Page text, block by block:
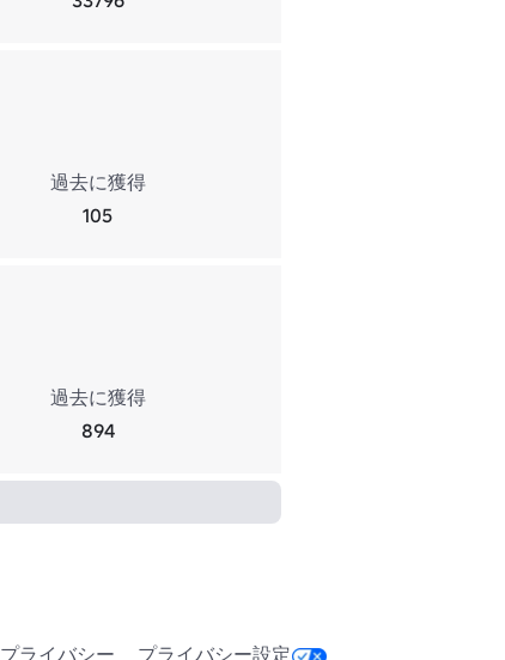
過去に獲得
105
過去に獲得
894
プライバシー プライバシー設定